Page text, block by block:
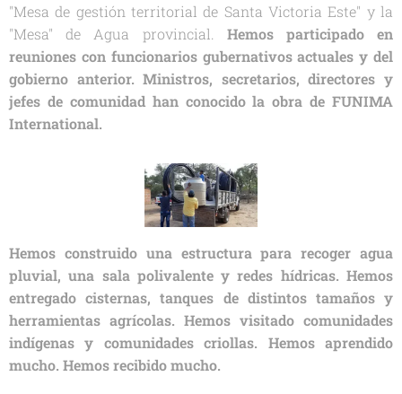
"Mesa de gestión territorial de Santa Victoria Este" y la
"Mesa" de Agua provincial. Hemos participado en
reuniones con funcionarios gubernativos actuales y del
gobierno anterior. Ministros, secretarios, directores y
jefes de comunidad han conocido la obra de FUNIMA
International.
Hemos construido una estructura para recoger agua
pluvial, una sala polivalente y redes hídricas. Hemos
entregado cisternas, tanques de distintos tamaños y
herramientas agrícolas. Hemos visitado comunidades
indígenas y comunidades criollas. Hemos aprendido
mucho. Hemos recibido mucho.